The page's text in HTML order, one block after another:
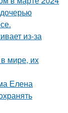
из-за
мире, их
Елена